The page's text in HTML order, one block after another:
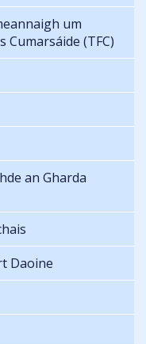
um
Cumarsáide (TFC)
an Gharda
Daoine